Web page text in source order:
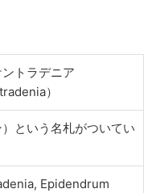
トラデニア
）
という名札がついてい
Epidendrum